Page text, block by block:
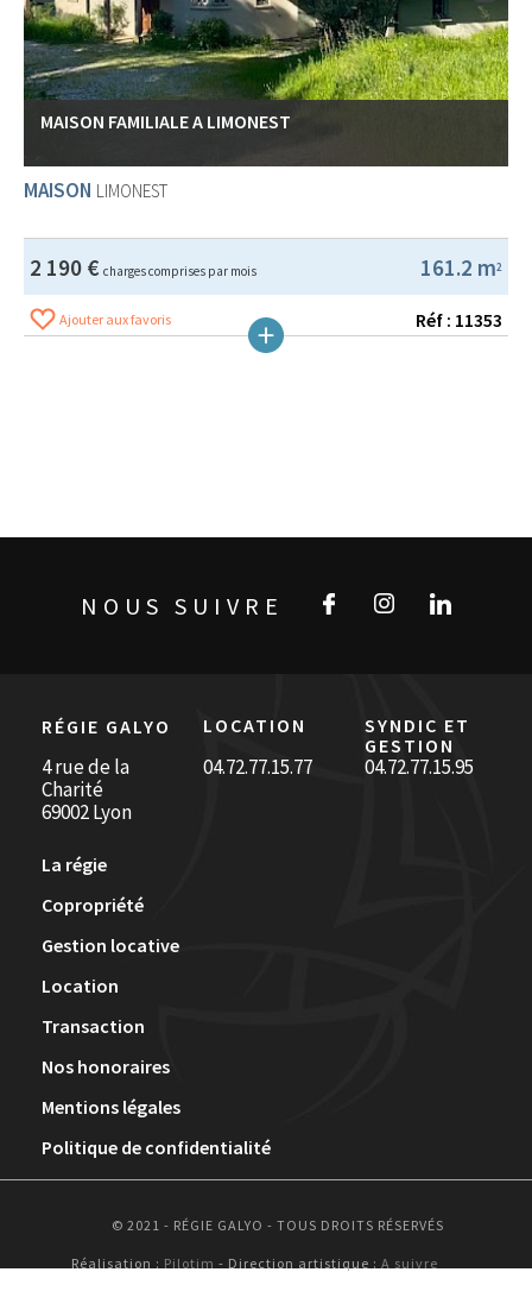
MAISON FAMILIALE A LIMONEST
MAISON LIMONEST
161.2 m2
2 190 € charges comprises par mois
Ajouter aux favoris Réf : 11353
NOUS SUIVRE
RÉGIE GALYO LOCATION
SYNDIC ET
GESTION
4 rue de la
Charité
69002 Lyon
04.72.77.15.77 04.72.77.15.95
La régie
Copropriété
Gestion locative
Location
Transaction
Nos honoraires
Mentions légales
Politique de confidentialité
© 2021 - RÉGIE GALYO - TOUS DROITS RÉSERVÉS
Réalisation : Pilotim - Direction artistique : A suivre